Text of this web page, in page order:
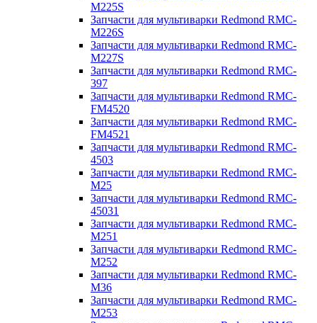
M225S
Запчасти для мультиварки Redmond RMC-
M226S
Запчасти для мультиварки Redmond RMC-
M227S
Запчасти для мультиварки Redmond RMC-
397
Запчасти для мультиварки Redmond RMC-
FM4520
Запчасти для мультиварки Redmond RMC-
FM4521
Запчасти для мультиварки Redmond RMC-
4503
Запчасти для мультиварки Redmond RMC-
M25
Запчасти для мультиварки Redmond RMC-
45031
Запчасти для мультиварки Redmond RMC-
M251
Запчасти для мультиварки Redmond RMC-
M252
Запчасти для мультиварки Redmond RMC-
M36
Запчасти для мультиварки Redmond RMC-
M253